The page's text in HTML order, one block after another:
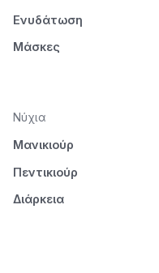
Ενυδάτωση
Μάσκες
Νύχια
Μανικιούρ
Πεντικιούρ
Διάρκεια